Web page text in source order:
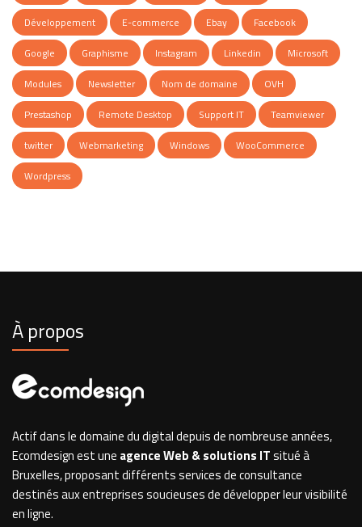
Développement
E-commerce Ebay
Facebook
Google
Graphisme Instagram Linkedin
Microsoft
Modules
Newsletter Nom de domaine
OVH
Prestashop
Remote Desktop Support IT
Teamviewer
twitter
Webmarketing Windows
WooCommerce
Wordpress
À propos
Actif dans le domaine du digital depuis de nombreuse années,
Ecomdesign est une agence Web & solutions ITsitué à
Bruxelles, proposant différents services de consultance
destinés aux entreprises soucieuses de développer leur visibilité
en ligne.